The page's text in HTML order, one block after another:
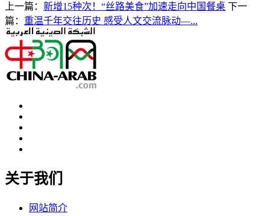
上一篇： 新增15种次！“丝路美食”加速走向中国餐桌 下一
篇： 重温千年交往历史 感受人文交流脉动—...
关于我们
网站简介